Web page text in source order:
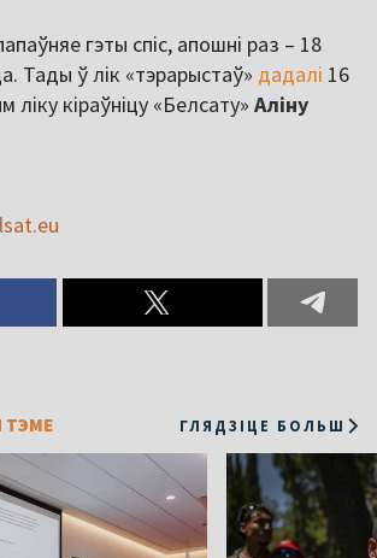
гэты спіс, апошні раз – 18
Тады ў лік «тэрарыстаў» дадалі 16
ліку кіраўніцу «Белсату» Аліну
ТЭМЕ ГЛЯДЗІЦЕ БОЛЬШ